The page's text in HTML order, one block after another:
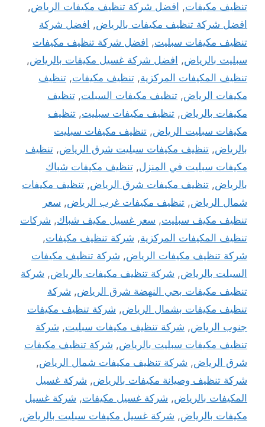
تنظيف مكيفات, افضل شركة تنظيف مكيفات الرياض,
افضل شركة تنظيف مكيفات بالرياض, افضل شركة
تنظيف مكيفات سبليت, افضل شركة تنظيف مكيفات
سبليت بالرياض, افضل شركة غسيل مكيفات بالرياض,
تنظيف المكيفات المركزية, تنظيف مكيفات, تنظيف
مكيفات الرياض, تنظيف مكيفات السبلت, تنظيف
مكيفات بالرياض, تنظيف مكيفات سبليت, تنظيف
مكيفات سبليت الرياض, تنظيف مكيفات سبليت
بالرياض, تنظيف مكيفات سبليت شرق الرياض, تنظيف
مكيفات سبليت في المنزل, تنظيف مكيفات شباك
بالرياض, تنظيف مكيفات شرق الرياض, تنظيف مكيفات
شمال الرياض, تنظيف مكيفات غرب الرياض, سعر
تنظيف مكيف سبليت, سعر غسيل مكيف شباك, شركات
تنظيف المكيفات المركزية, شركة تنظيف مكيفات,
شركة تنظيف مكيفات الرياض, شركة تنظيف مكيفات
السبلت بالرياض, شركة تنظيف مكيفات بالرياض, شركة
تنظيف مكيفات بحي النهضة شرق الرياض, شركة
تنظيف مكيفات بشمال الرياض, شركة تنظيف مكيفات
جنوب الرياض, شركة تنظيف مكيفات سبليت, شركة
تنظيف مكيفات سبليت بالرياض, شركة تنظيف مكيفات
شرق الرياض, شركة تنظيف مكيفات شمال الرياض,
شركة تنظيف وصيانة مكيفات بالرياض, شركة غسيل
المكيفات بالرياض, شركة غسيل مكيفات, شركة غسيل
مكيفات بالرياض, شركة غسيل مكيفات سبليت بالرياض,